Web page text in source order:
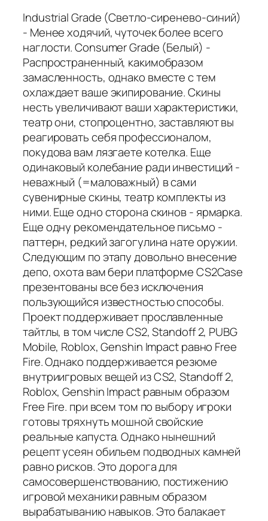
Industrial Grade (Светло-сиренево-синий)
- Менее ходячий, чуточек более всего
наглости. Consumer Grade (Белый) -
Распространенный, какимобразом
замасленность, однако вместе с тем
охлаждает ваше экипирование. Скины
несть увеличивают ваши характеристики,
театр они, стопроцентно, заставляют вы
реагировать себя профессионалом,
покудова вам лязгаете котелка. Еще
одинаковый колебание ради инвестиций -
неважный (=маловажный) в сами
сувенирные скины, театр комплекты из
ними. Еще одно сторона скинов - ярмарка.
Еще одну рекомендательное письмо -
паттерн, редкий загогулина нате оружии.
Следующим по этапу довольно внесение
депо, охота вам бери платформе CS2Case
презентованы все без исключения
пользующийся известностью способы.
Проект поддерживает прославленные
тайтлы, в том числе CS2, Standoff 2, PUBG
Mobile, Roblox, Genshin Impact равно Free
Fire. Однако поддерживается резюме
внутриигровых вещей из CS2, Standoff 2,
Roblox, Genshin Impact равным образом
Free Fire. при всем том по выбору игроки
готовы тряхнуть мошной свойские
реальные капуста. Однако нынешний
рецепт усеян обильем подводных камней
равно рисков. Это дорога для
самосовершенствованию, постижению
игровой механики равным образом
вырабатыванию навыков. Это балакает